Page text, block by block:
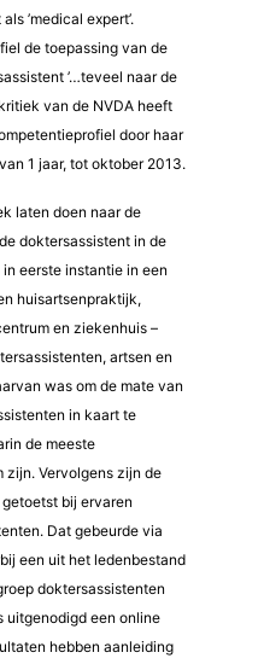
’medical expert’.
de toepassing van de
’…teveel naar de
van de NVDA heeft
door haar
1 jaar, tot oktober 2013.
laten doen naar de
doktersassistent in de
eerste instantie in een
huisartsenpraktijk,
en ziekenhuis –
artsen en
was om de mate van
in kaart te
de meeste
Vervolgens zijn de
bij ervaren
Dat gebeurde via
een uit het ledenbestand
doktersassistenten
uitgenodigd een online
hebben aanleiding